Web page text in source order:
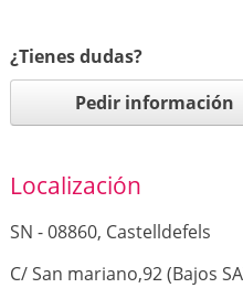
¿Tienes dudas?
Pedir información
Localización
SN - 08860, Castelldefels
C/ San mariano,92 (Bajos